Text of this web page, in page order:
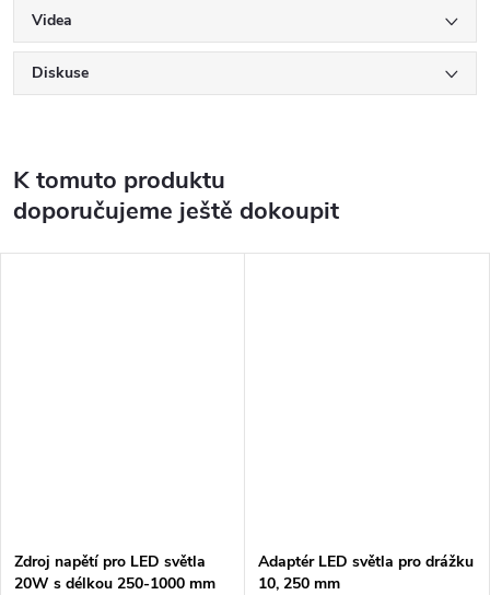
Videa
Diskuse
K tomuto produktu
doporučujeme ještě dokoupit
Zdroj napětí pro LED světla
20W s délkou 250-1000 mm
Adaptér LED světla pro drážku
10, 250 mm